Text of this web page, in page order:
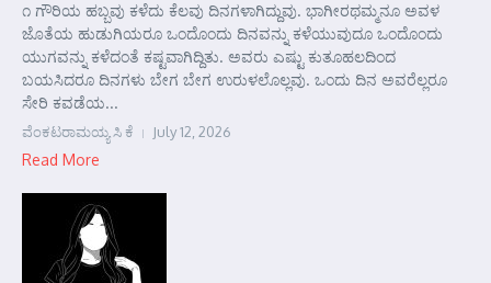
೧ ಗೌರಿಯ ಹಬ್ಬವು ಕಳೆದು ಕೆಲವು ದಿನಗಳಾಗಿದ್ದುವು. ಭಾಗೀರಥಮ್ಮನೂ ಅವಳ
ಜೊತೆಯ ಹುಡುಗಿಯರೂ ಒಂದೊಂದು ದಿನವನ್ನು ಕಳೆಯುವುದೂ ಒಂದೊಂದು
ಯುಗವನ್ನು ಕಳೆದಂತೆ ಕಷ್ಟವಾಗಿದ್ದಿತು. ಅವರು ಎಷ್ಟು ಕುತೂಹಲದಿಂದ
ಬಯಸಿದರೂ ದಿನಗಳು ಬೇಗ ಬೇಗ ಉರುಳಲೊಲ್ಲವು. ಒಂದು ದಿನ ಅವರೆಲ್ಲರೂ
ಸೇರಿ ಕವಡೆಯ...
ವೆಂಕಟರಾಮಯ್ಯ ಸಿ ಕೆ July 12, 2026
Read More